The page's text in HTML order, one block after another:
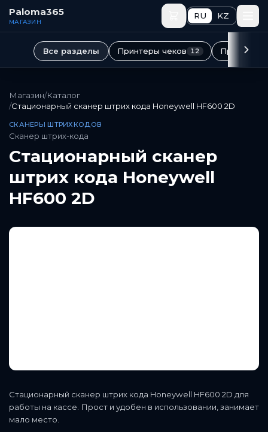
Перейти к основному содержимому
Paloma365
МАГАЗИН
RU KZ
Все разделы Принтеры чеков 12 Принтеры
Магазин/Каталог
/Стационарный сканер штрих кода Honeywell HF600 2D
СКАНЕРЫ ШТРИХКОДОВ
Сканер штрих-кода
Стационарный сканер
штрих кода Honeywell
HF600 2D
Стационарный сканер штрих кода Honeywell HF600 2D для
работы на кассе. Прост и удобен в использовании, занимает
мало место.